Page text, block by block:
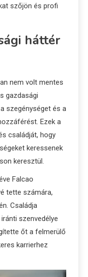
szőjön és profi
háttér
nem volt mentes
gazdasági
szegénységet és a
Ezek a
családját, hogy
keressenek
keresztül.
Falcao
tette számára,
Családja
szenvedélye
őt a felmerülő
karrierhez